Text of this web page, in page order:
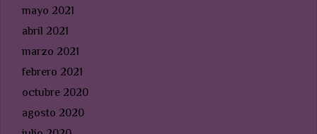
mayo 2021
abril 2021
marzo 2021
febrero 2021
octubre 2020
agosto 2020